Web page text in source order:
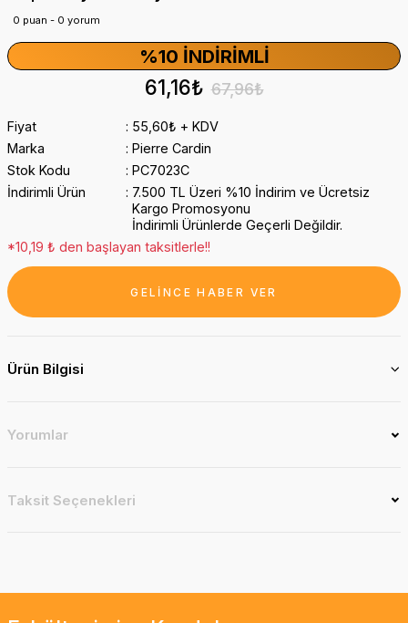
0 puan - 0 yorum
%10 İNDIRIMLI
61,16₺ 67,96₺
Fiyat
55,60₺ + KDV
Marka
Pierre Cardin
Stok Kodu
PC7023C
İndirimli Ürün
7.500 TL Üzeri %10 İndirim ve Ücretsiz
Kargo Promosyonu
İndirimli Ürünlerde Geçerli Değildir.
*10,19 ₺ den başlayan taksitlerle!!
GELİNCE HABER VER
Ürün Bilgisi
Yorumlar
Taksit Seçenekleri